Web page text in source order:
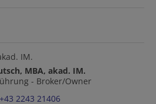
MBA, akad. IM.
- Broker/Owner
+43 2243 21406